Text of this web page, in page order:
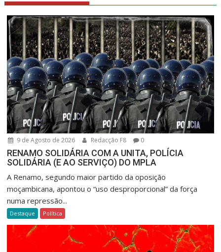
9 de Agosto de 2026 Redacção F8 0
RENAMO SOLIDÁRIA COM A UNITA, POLÍCIA
SOLIDÁRIA (E AO SERVIÇO) DO MPLA
A Renamo, segundo maior partido da oposição
moçambicana, apontou o “uso desproporcional” da força
numa repressão...
Destaque Política